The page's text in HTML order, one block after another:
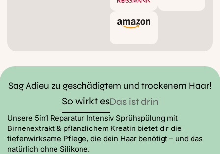
Sag Adieu zu geschädigtem und trockenem Haar!
So wirkt esDas ist drin
Unsere 5in1 Reparatur Intensiv Sprühspülung mit
Birnenextrakt & pflanzlichem Kreatin bietet dir die
tiefenwirksame Pflege, die dein Haar benötigt – und das
natürlich ohne Silikone.